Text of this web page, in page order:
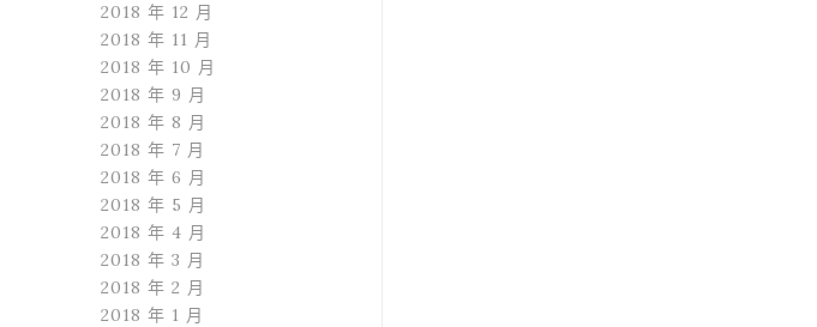
2018 年 12 月
2018 年 11 月
2018 年 10 月
2018 年 9 月
2018 年 8 月
2018 年 7 月
2018 年 6 月
2018 年 5 月
2018 年 4 月
2018 年 3 月
2018 年 2 月
2018 年 1 月